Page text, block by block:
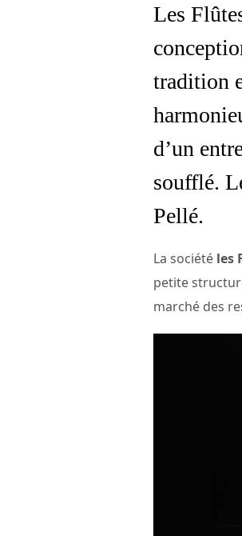
Les
tradition
d’un
soufflé.
Pellé.
La société les
petite
marché des